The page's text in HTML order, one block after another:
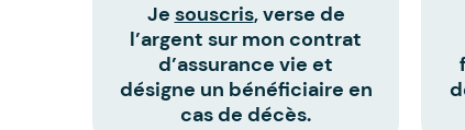
Je souscris, verse de
l’argent sur mon contrat
d’assurance vie et
désigne un bénéficiaire en
cas de décès.